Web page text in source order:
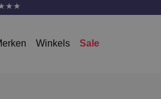
Winkels Sale